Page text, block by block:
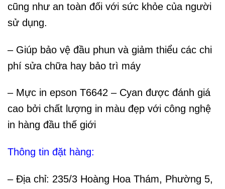
cũng như an toàn đối với sức khỏe của người
sử dụng.
– Giúp bảo vệ đầu phun và giảm thiểu các chi
phí sửa chữa hay bảo trì máy
– Mực in epson T6642 – Cyan được đánh giá
cao bởi chất lượng in màu đẹp với công nghệ
in hàng đầu thế giới
Thông tin đặt hàng:
– Địa chỉ: 235/3 Hoàng Hoa Thám, Phường 5,